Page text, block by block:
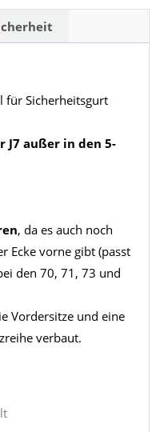
für Sicherheitsgurt
J7 außer in den 5-
, da es auch noch
Ecke vorne gibt (passt
den 70, 71, 73 und
Vordersitze und eine
verbaut.